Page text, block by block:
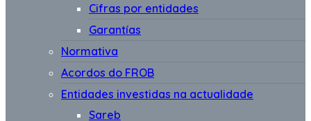
Cifras por entidades
Garantías
Normativa
Acordos do FROB
Entidades investidas na actualidade
Sareb